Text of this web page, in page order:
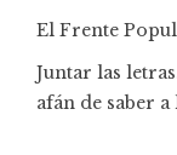
El Frente
Juntar las
afán de saber